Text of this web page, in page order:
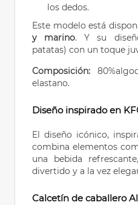
los dedos.
Este modelo está
y marino. Y su
patatas) con un toque
Composición:
elastano.
Diseño inspirado en
El diseño icónico,
combina elementos
una bebida
divertido y a la vez
Calcetín de caballero